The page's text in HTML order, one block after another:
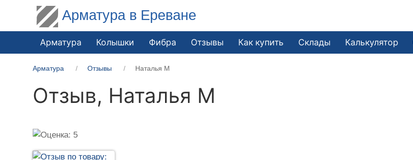
Арматура в Ереване
Арматура Колышки Фибра Отзывы Как купить Склады Калькулятор
Арматура Отзывы Наталья М
Отзыв, Наталья М